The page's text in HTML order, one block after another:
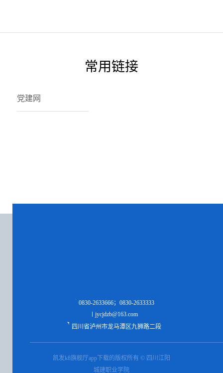
专业、学历等符合招聘岗位要求。在校期…
常用链接
党建网
0830-2633666；0830-2633333
jycjdzb@163.com
四川省泸州市龙马潭区九狮路二段
凯发k8旗舰厅app下载的版权所有 © 四川江阳
城建职业学院